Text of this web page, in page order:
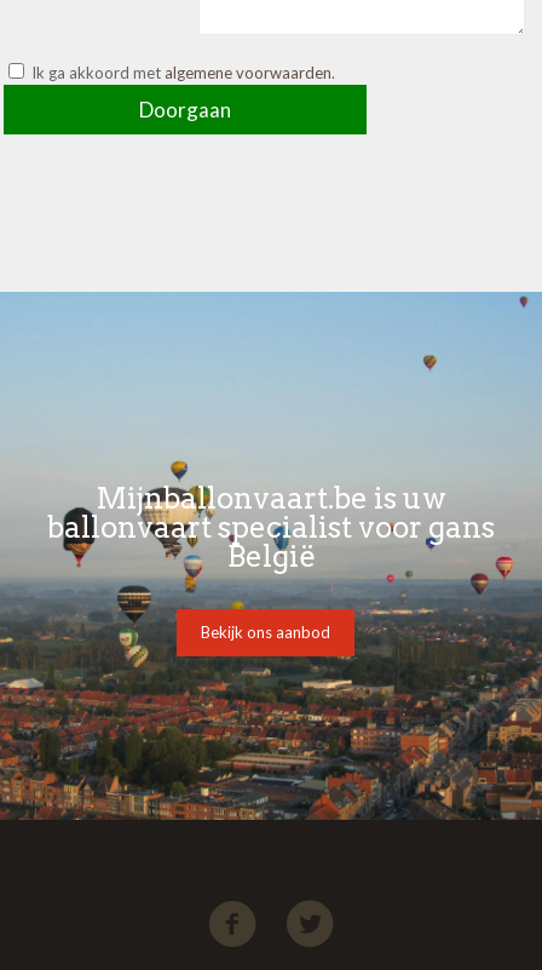
Ik ga akkoord met algemene voorwaarden.
Mijnballonvaart.be is uw
ballonvaart specialist voor gans
België
Bekijk ons aanbod